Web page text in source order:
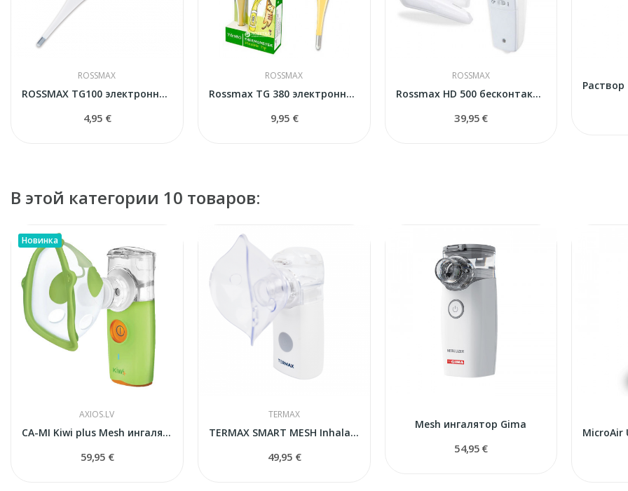
ROSSMAX
ROSSMAX TG100 электронный термометр
4,95 €
ROSSMAX
Rossmax TG 380 электронный термометр
9,95 €
ROSSMAX
Rossmax HD 500 бесконтактный термометр
39,95 €
В этой категории 10 товаров:
Новинка
AXIOS.LV
CA-MI Kiwi plus Mesh ингалятор
59,95 €
TERMAX
TERMAX SMART MESH Inhalators
49,95 €
Mesh ингалятор Gima
54,95 €